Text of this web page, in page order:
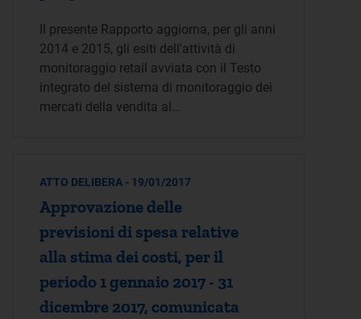
Il presente Rapporto aggiorna, per gli anni
2014 e 2015, gli esiti dell'attività di
monitoraggio retail avviata con il Testo
integrato del sistema di monitoraggio dei
mercati della vendita al…
ATTO DELIBERA - 19/01/2017
Approvazione delle
previsioni di spesa relative
alla stima dei costi, per il
periodo 1 gennaio 2017 - 31
dicembre 2017, comunicata